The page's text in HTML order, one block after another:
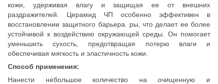
кожи, удерживая влагу и защищая ее от внешних
раздражителей. Церамид ЧП особенно эффективен в
восстановлении защитного барьера. ры, что делает ее более
устойчивой к воздействию окружающей среды. Он помогает
уменьшить сухость, предотвращая потерю влаги и
обеспечивая мягкость и эластичность кожи.
Способ применения:
Нанести небольшое количество на очищенную и